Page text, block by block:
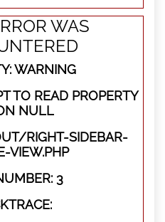
WAS
WARNING
TO READ PROPERTY
NULL
RIGHT-SIDEBAR-
VIEW.PHP
3